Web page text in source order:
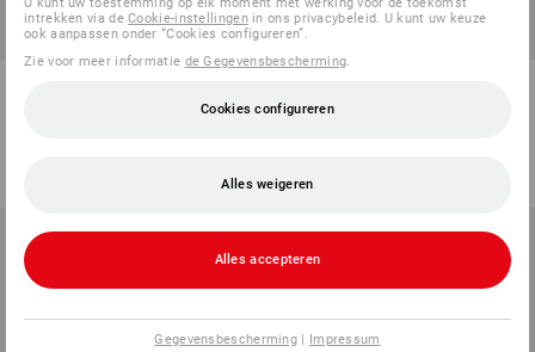
intrekken via deCookie-instellingenin ons privacybeleid. U kunt uw keuze
ook aanpassen onder “Cookies configureren”.
Zie voor meer informatie de Gegevensbescherming
Cookies configureren
Alles weigeren
Alles accepteren
Gegevensbescherming | Impressum